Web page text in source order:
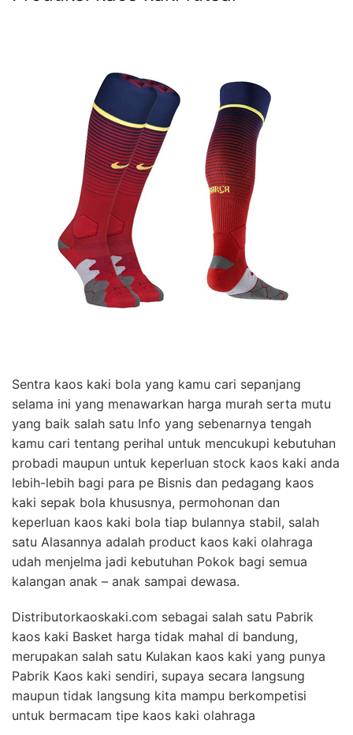
Sentra kaos kaki bola yang kamu cari sepanjang
selama ini yang menawarkan harga murah serta mutu
yang baik salah satu Info yang sebenarnya tengah
kamu cari tentang perihal untuk mencukupi kebutuhan
probadi maupun untuk keperluan stock kaos kaki anda
lebih-lebih bagi para pe Bisnis dan pedagang kaos
kaki sepak bola khususnya, permohonan dan
keperluan kaos kaki bola tiap bulannya stabil, salah
satu Alasannya adalah product kaos kaki olahraga
udah menjelma jadi kebutuhan Pokok bagi semua
kalangan anak – anak sampai dewasa.
Distributorkaoskaki.com sebagai salah satu Pabrik
kaos kaki Basket harga tidak mahal di bandung,
merupakan salah satu Kulakan kaos kaki yang punya
Pabrik Kaos kaki sendiri, supaya secara langsung
maupun tidak langsung kita mampu berkompetisi
untuk bermacam tipe kaos kaki olahraga